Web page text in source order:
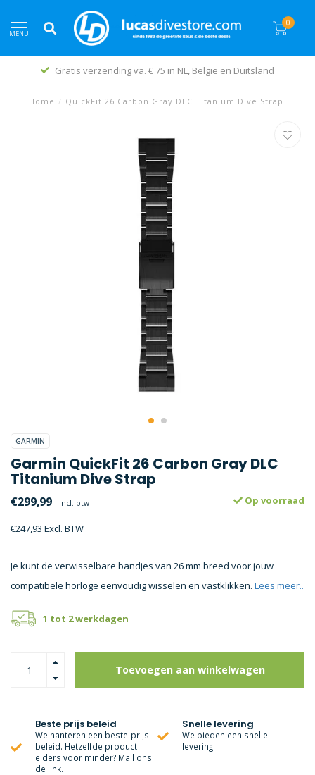
MENU
0
Gratis verzending va. € 75 in NL, België en Duitsland
Home / QuickFit 26 Carbon Gray DLC Titanium Dive Strap
GARMIN
Garmin QuickFit 26 Carbon Gray DLC
Titanium Dive Strap
€299,99 Incl. btw
€247,93 Excl. BTW
Op voorraad
Je kunt de verwisselbare bandjes van 26 mm breed voor jouw
compatibele horloge eenvoudig wisselen en vastklikken. Lees meer..
1 tot 2 werkdagen
Toevoegen aan winkelwagen
Beste prijs beleid
We hanteren een beste-prijs
beleid. Hetzelfde product
elders voor minder? Mail ons
de link.
Snelle levering
We bieden een snelle
levering.